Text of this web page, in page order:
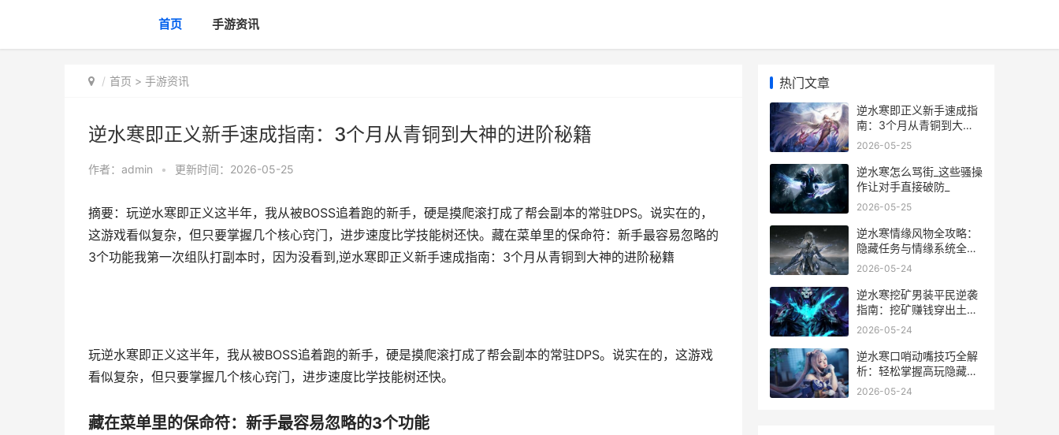
首页 手游资讯
首页 > 手游资讯
逆水寒即正义新手速成指南：3个月从青铜到大神的进阶秘籍
作者： admin • 更新时间：2026-05-25
摘要：玩逆水寒即正义这半年，我从被BOSS追着跑的新手，硬是摸爬滚打成了帮会副本的常驻DPS。说实在的，
这游戏看似复杂，但只要掌握几个核心窍门，进步速度比学技能树还快。藏在菜单里的保命符：新手最容易忽略的
3个功能我第一次组队打副本时，因为没看到,逆水寒即正义新手速成指南：3个月从青铜到大神的进阶秘籍
玩逆水寒即正义这半年，我从被BOSS追着跑的新手，硬是摸爬滚打成了帮会副本的常驻DPS。说实在的，这游戏
看似复杂，但只要掌握几个核心窍门，进步速度比学技能树还快。
藏在菜单里的保命符：新手最容易忽略的3个功能
热门文章
逆水寒即正义新手速成指
南：3个月从青铜到大神
的进阶秘籍
2026-05-25
逆水寒怎么骂街_这些骚操
作让对手直接破防_
2026-05-25
逆水寒情缘风物全攻略：
隐藏任务与情缘系统全解
析
2026-05-24
逆水寒挖矿男装平民逆袭
指南：挖矿赚钱穿出土豪
范
2026-05-24
逆水寒口哨动嘴技巧全解
析：轻松掌握高玩隐藏玩
法
2026-05-24